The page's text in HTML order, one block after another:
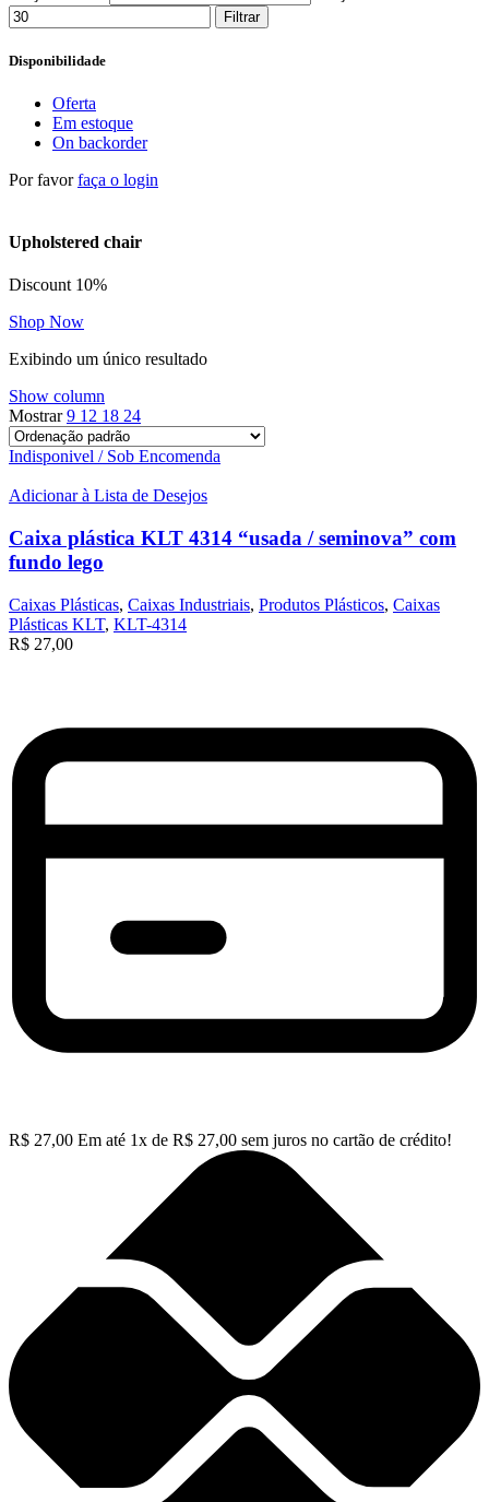
Filtrar
Disponibilidade
Oferta
Em estoque
On backorder
Por favorfaça o login
Upholstered chair
Discount 10%
Shop Now
Exibindo um único resultado
Show column
Mostrar9 12 18 24
Indisponivel / Sob Encomenda
Adicionar à Lista de Desejos
Caixa plástica KLT 4314 “usada / seminova” com
fundo lego
Caixas Plásticas, Caixas Industriais, Produtos Plásticos, Caixas
Plásticas KLT, KLT-4314
R$ 27,00
R$ 27,00 Em até 1x de R$ 27,00 sem juros no cartão de crédito!